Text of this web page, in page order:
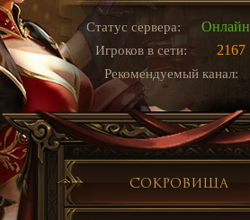
Статус сервера: Онлайн
Игроков в сети: 2167
Рекомендуемый канал:
Сокровища